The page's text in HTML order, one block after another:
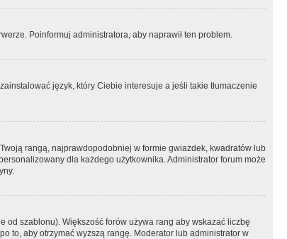
Poinformuj administratora, aby naprawił ten problem.
język, który Ciebie interesuje a jeśli takie tłumaczenie
rangą, najprawdopodobniej w formie gwiazdek, kwadratów lub
dla każdego użytkownika. Administrator forum może
szablonu). Większość forów używa rang aby wskazać liczbę
to, aby otrzymać wyższą rangę. Moderator lub administrator w